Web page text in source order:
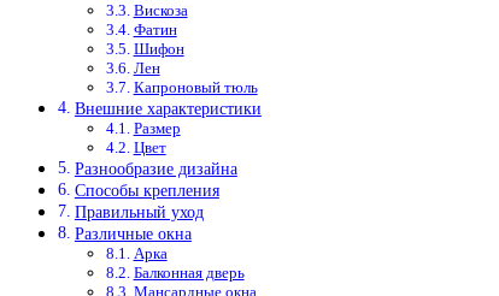
Вискоза
Фатин
Шифон
Лен
Капроновый тюль
Внешние характеристики
Размер
Цвет
Разнообразие дизайна
Способы крепления
Правильный уход
Различные окна
Арка
Балконная дверь
Мансардные окна